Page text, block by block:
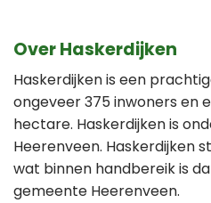
Over Haskerdijken
Haskerdijken is een
ongeveer 375 inwoners en
hectare. Haskerdijken is
Heerenveen. Haskerdijken
wat binnen handbereik is
gemeente Heerenveen.